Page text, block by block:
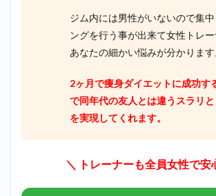
ジム内には男性がいないので集
ングを行う事が出来て女性トレ
あなたの細かい悩みが分かります
2ヶ月で痩身ダイエットに成功す
で同年代の友人とは違うスラリ
を実現してくれます。
＼ トレーナーも全員女性で安